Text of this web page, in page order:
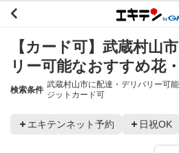
【カード可】武蔵村山
リー可能なおすすめ花
検索条件
武蔵村山市に配達・デリバリー可能
ジットカード可
エキテンネット予約 日祝OK